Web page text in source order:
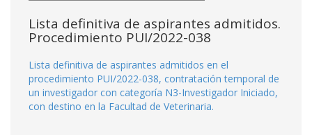
Lista definitiva de aspirantes admitidos.
Procedimiento PUI/2022-038
Lista definitiva de aspirantes admitidos en el
procedimiento PUI/2022-038, contratación temporal de
un investigador con categoría N3-Investigador Iniciado,
con destino en la Facultad de Veterinaria.